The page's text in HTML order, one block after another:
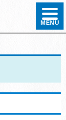
ハンバ
MENU